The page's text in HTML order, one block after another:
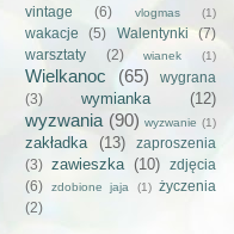
vintage (6) vlogmas (1)
wakacje (5) Walentynki
(7)
warsztaty
(2) wianek (1)
Wielkanoc (65)
wygrana
(3)
wymianka (12)
wyzwania (90) wyzwanie (1)
zakładka (13)
zaproszenia
(3) zawieszka (10)
zdjęcia
(6)
zdobione jaja (1) życzenia
(2)